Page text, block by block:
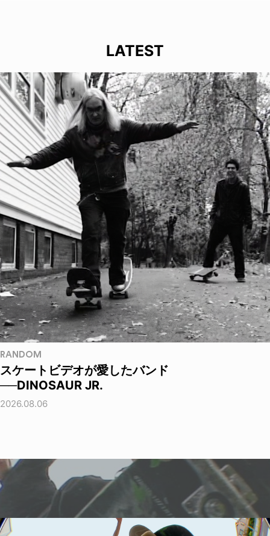
LATEST
RANDOM
スケートビデオが愛したバンド
──DINOSAUR JR.
2026.08.06